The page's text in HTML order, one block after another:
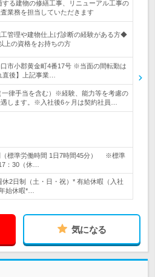
る建物の修繕工事、リニューアル工事の
業務を担当していただきます
管理や建物仕上げ診断の経験がある方◆
上の資格をお持ちの方
市小郡黄金町4番17号 ※当面の間転勤は
直後】上記事業…
一律手当を含む）※経験、能力等を考慮の
遇します。※入社後6ヶ月は契約社員…
（標準労働時間 1日7時間45分） ※標準
：30（休…
休2日制（土・日・祝）* 有給休暇（入社
始休暇*…
気になる